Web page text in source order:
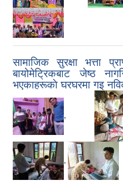
सामाजिक सुरक्षा भत्ता
बायोमेट्रिकबाट जेष्ठ
भएकाहरूकाे घरघरमा गइ
,
,